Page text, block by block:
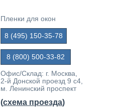
Пленки для окон
8 (495) 150-35-78
8 (800) 500-33-82
Офис/Склад: г. Москва,
2-й Донской проезд 9 с4,
м. Ленинский проспект
(схема проезда)